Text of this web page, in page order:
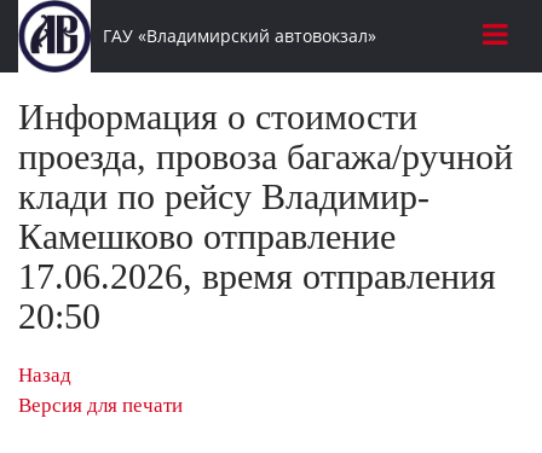
ГАУ «Владимирский автовокзал»
Информация о стоимости
проезда, провоза багажа/ручной
клади по рейсу Владимир-
Камешково отправление
17.06.2026, время отправления
20:50
Назад
Версия для печати